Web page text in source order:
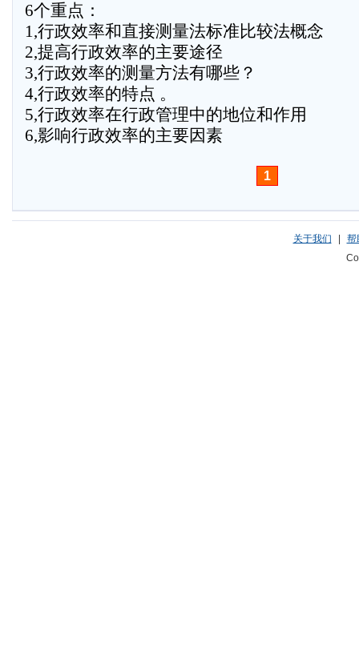
6个重点：
1,行政效率和直接测量法标准比较法概念
2,提高行政效率的主要途径
3,行政效率的测量方法有哪些？
4,行政效率的特点 。
5,行政效率在行政管理中的地位和作用
6,影响行政效率的主要因素
1
关于我们
帮